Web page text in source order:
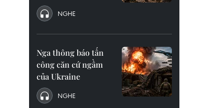
NGHE
Nga thông báo tấn
công căn cứ ngầm
của Ukraine
NGHE